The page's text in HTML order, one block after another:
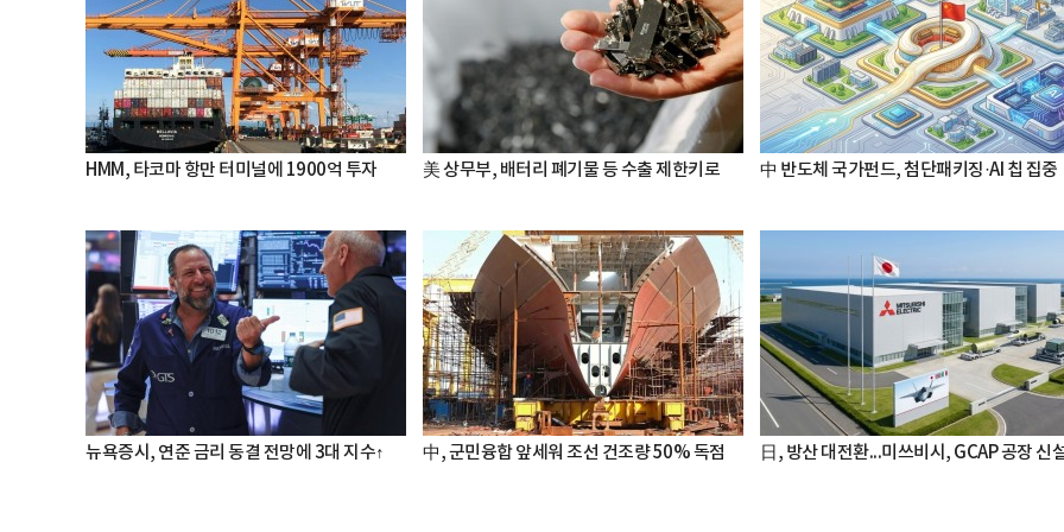
HMM, 타코마 항만 터미널에 1900억 투자 美 상무부, 배터리 폐기물 등 수출 제한키로 中 반도체 국가펀드, 첨단패키징·AI 칩 집중
뉴욕증시, 연준 금리 동결 전망에 3대 지수↑ 中, 군민융합 앞세워 조선 건조량 50% 독점 日, 방산 대전환...미쓰비시, GCAP 공장 신